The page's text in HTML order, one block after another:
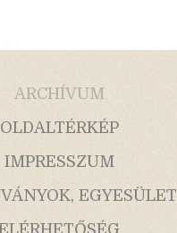
ARCHÍVUM
OLDALTÉRKÉP
IMPRESSZUM
EGYESÜLET